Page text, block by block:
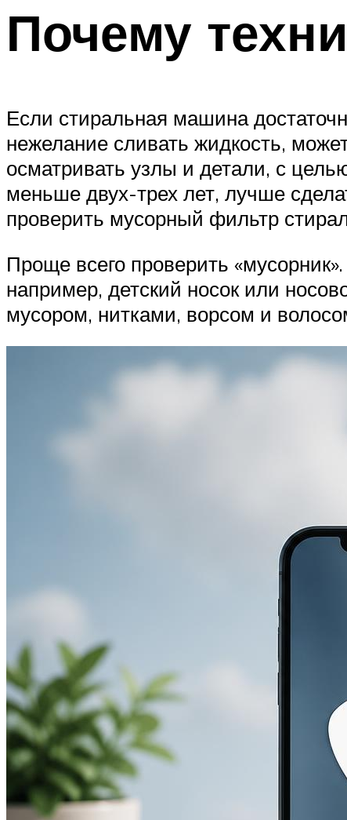
Почему
Если стиральная машина
нежелание сливать жидкость,
осматривать узлы и детали, с
меньше двух-трех лет, лучше
проверить мусорный фильтр
Проще всего проверить
например, детский носок или
мусором, нитками, ворсом и